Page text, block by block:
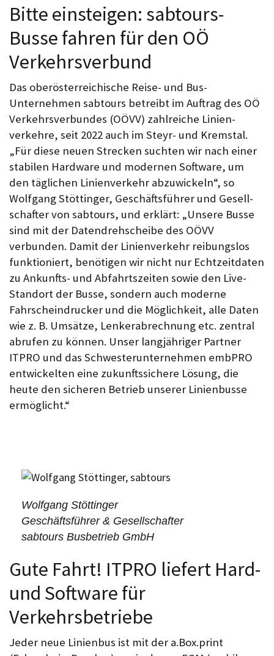
Bitte einsteigen: sabtours-
Busse fahren für den OÖ
Verkehrsverbund
Das oberösterreichische Reise- und Bus-
Unternehmen sabtours betreibt im Auftrag des OÖ
Verkehrs­verbundes (OÖVV) zahlreiche Linien­
verkehre, seit 2022 auch im Steyr- und Kremstal.
„Für diese neuen Strecken suchten wir nach einer
stabilen Hardware und modernen Software, um
den täglichen Linien­verkehr abzuwickeln“, so
Wolfgang Stöttinger, Geschäfts­führer und Gesell­
schafter von sabtours, und erklärt: „Unsere Busse
sind mit der Daten­dreh­scheibe des OÖVV
verbunden. Damit der Linienverkehr reibungslos
funktioniert, benötigen wir nicht nur Echtzeit­daten
zu Ankunfts- und Abfahrts­zeiten sowie den Live-
Standort der Busse, sondern auch moderne
Fahrschein­drucker und die Möglichkeit, alle Daten
wie z. B. Umsätze, Lenker­abrechnung etc. zentral
abrufen zu können. Unser langjähriger Partner
ITPRO und das Schwester­unternehmen embPRO
entwickelten eine zukunfts­sichere Lösung, die
heute den sicheren Betrieb unserer Linienbusse
ermöglicht.“
Wolfgang Stöttinger
Geschäftsführer & Gesellschafter
sabtours Busbetrieb GmbH
Gute Fahrt! ITPRO liefert Hard-
und Software für
Verkehrsbetriebe
Jeder neue Linien­bus ist mit der a.Box.print